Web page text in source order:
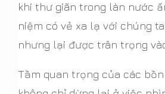
khi thư giãn trong làn nước
niệm có vẻ xa lạ với chúng
nhưng lại được trân trọng
Tầm quan trọng của các